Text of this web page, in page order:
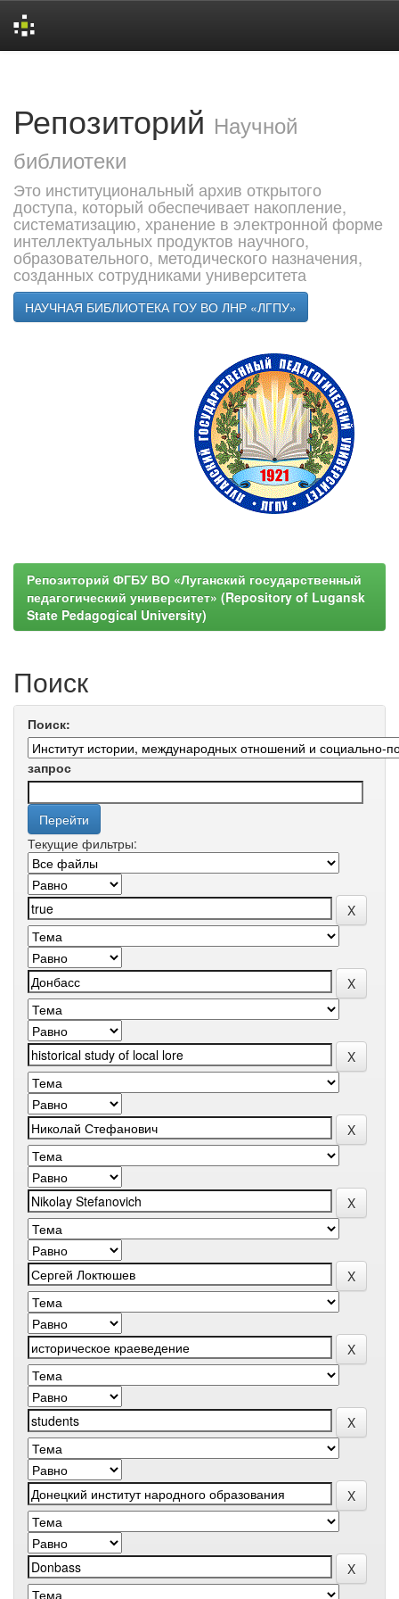
Репозиторий Научной
библиотеки
Это институциональный архив открытого
доступа, который обеспечивает накопление,
систематизацию, хранение в электронной форме
интеллектуальных продуктов научного,
образовательного, методического назначения,
созданных сотрудниками университета
НАУЧНАЯ БИБЛИОТЕКА ГОУ ВО ЛНР «ЛГПУ»
Репозиторий ФГБУ ВО «Луганский государственный
педагогический университет» (Repository of Lugansk
State Pedagogical University)
Поиск
Поиск:
запрос
Текущие фильтры: